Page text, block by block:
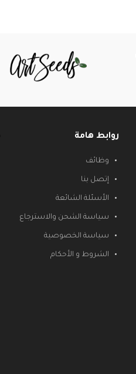
روابط هامة
وظائف
إتصل بنا
الأسئلة الشائعة
سياسة الشحن والاسترجاع
سياسة الخصوصية
الشروط و الأحكام